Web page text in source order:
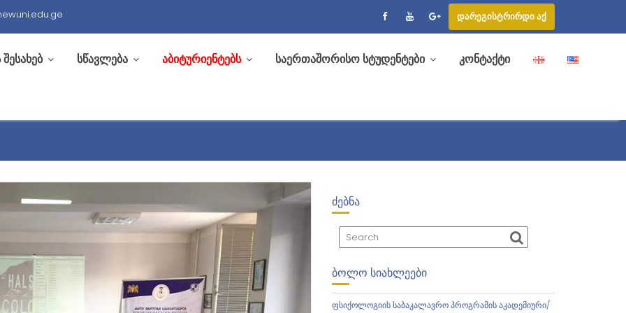
დარეგისტრირდი აქ
შესახებ სწავლება აბიტურიენტებს საერთაშორისო სტუდენტები კონტაქტი
ᲫᲔᲑᲜᲐ
ᲑᲝᲚᲝ ᲡᲘᲐᲮᲚᲔᲔᲑᲘ
ფსიქოლოგიის საბაკალავრო პროგრამის აკადემიური/